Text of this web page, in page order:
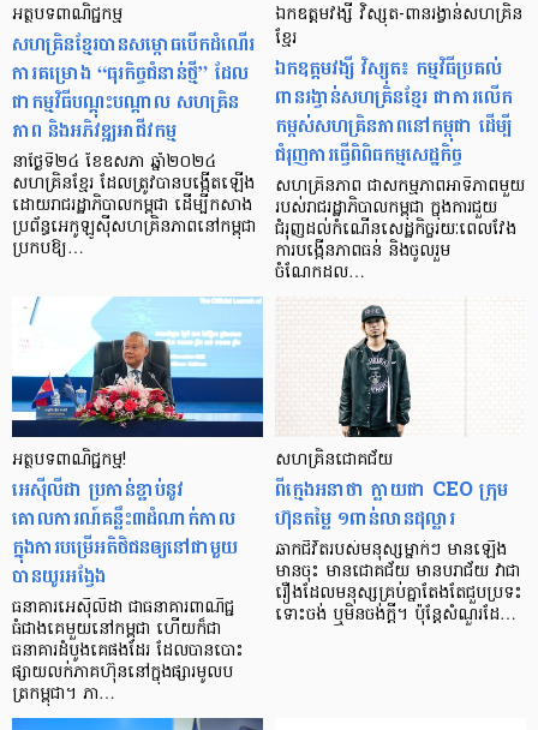
អត្ថបទពាណិជ្ជកម្ម
សហគ្រិនខ្មែរបានសម្ពោធបើកដំណើរ
ការគម្រោង “ធុរកិច្ចជំនាន់ថ្មី” ដែល
ជាកម្មវិធីបណ្ដុះបណ្ដាល សហគ្រិន
ភាព និងអភិវឌ្ឍអាជីវកម្ម
នាថ្ងៃទី២៤ ខែឧសភា ឆ្នាំ២០២៤
សហគ្រិនខ្មែរ ដែលត្រូវបានបង្កើតឡើង
ដោយរាជរដ្ឋាភិបាលកម្ពុជា ដើម្បីកសាង
ប្រព័ន្ធអេកូឡូស៊ីសហគ្រិនភាពនៅកម្ពុជា
ប្រកបឱ្យ…
ឯកឧត្តមវង្សី វិស្សុត-ពានរង្វាន់សហគ្រិន
ខ្មែរ
ឯកឧត្តមវង្សី វិស្សុត៖ កម្មវិធីប្រគល់
ពានរង្វាន់សហគ្រិនខ្មែរ ជាការលើក
កម្ពស់សហគ្រិនភាពនៅកម្ពុជា ដើម្បី
ជំរុញការធ្វើពិពិធកម្មសេដ្ឋកិច្ច
សហគ្រិនភាព ជាសកម្មភាពអាទិភាពមួយ
របស់រាជរដ្ឋាភិបាលកម្ពុជា ក្នុងការជួយ
ជំរុញដល់កំណើនសេដ្ឋកិច្ចរយៈពេលវែង
ការបង្កើនភាពធន់ និងចូលរួម
ចំណែកដល…
អត្ថបទពាណិជ្ជកម្ម!
អេស៊ីលីដា ប្រកាន់ខ្ជាប់នូវ
គោលការណ៍គន្លឹះ៣ដំណាក់កាល
ក្នុងការបម្រើអតិថិជនឲ្យនៅជាមួយ
បានយូរអង្វែង
ធនាគារអេស៊ីលីដា ជាធនាគារពាណិជ្ជ
ធំជាងគេមួយនៅកម្ពុជា ហើយក៏ជា
ធនាគារដំបូងគេផងដែរ ដែលបានបោះ
ផ្សាយលក់ភាគហ៊ុននៅក្នុងផ្សារមូលប
ត្រកម្ពុជា។ ភា…
សហគ្រិនជោគជ័យ
ពីក្មេងអនាថា ក្លាយជា CEO ក្រុម
ហ៊ុនតម្លៃ ១ពាន់លានដុល្លារ
ឆាកជីវិតរបស់មនុស្សម្នាក់ៗ មានឡើង
មានចុះ មានជោគជ័យ មានបរាជ័យ វាជា
រឿងដែលមនុស្សគ្រប់គ្នាតែងតែជួបប្រទះ
ទោះចង់ ឬមិនចង់ក្ដី។ ប៉ុន្ដែសំណួរដែ…